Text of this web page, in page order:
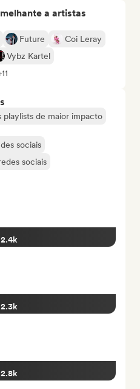
a artistas
Future
Coi Leray
Vybz Kartel
playlists de maior impacto
sociais
sociais
2.4k
2.3k
2.8k